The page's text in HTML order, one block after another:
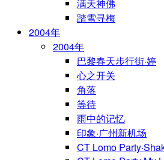
满天神佛
踏雪寻梅
2004年
2004年
巴黎春天步行街·婷
心之开关
角落
等待
雨中的记忆
印象·广州新机场
CT Lomo